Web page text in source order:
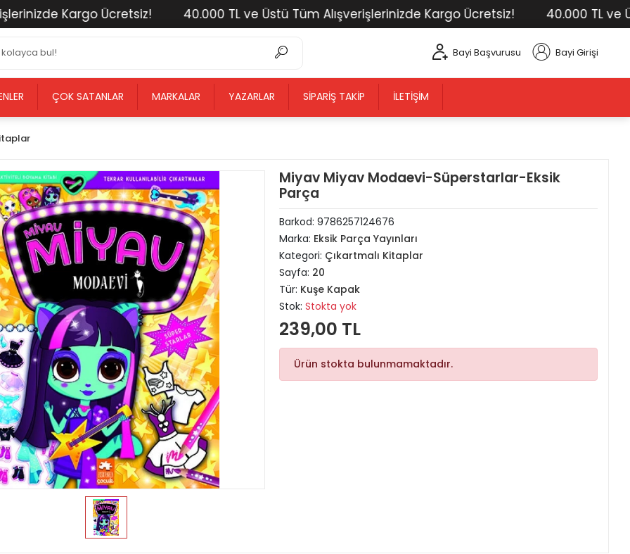
Kargo Ücretsiz! 40.000 TL ve Üstü Tüm Alışverişlerinizde Kargo Ücretsiz! 40.000 TL ve
Bayi Başvurusu Bayi Girişi
ÇOK SATANLAR MARKALAR YAZARLAR SIPARIŞ TAKIP İLETIŞIM
Miyav Miyav Modaevi-Süperstarlar-Eksik
Parça
Barkod: 9786257124676
Marka: Eksik Parça Yayınları
Kategori: Çıkartmalı Kitaplar
Sayfa: 20
Tür: Kuşe Kapak
Stok: Stokta yok
239,00 TL
Ürün stokta bulunmamaktadır.